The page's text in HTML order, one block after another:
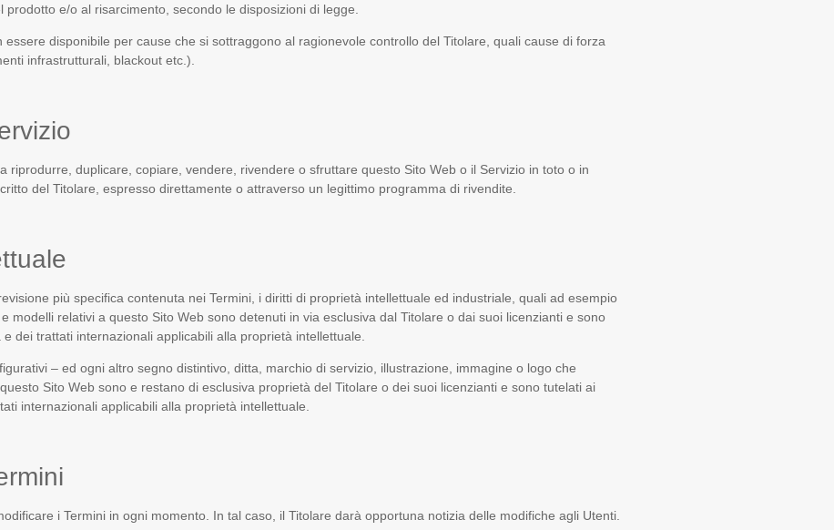
prodotto e/o al risarcimento, secondo le disposizioni di legge.
essere disponibile per cause che si sottraggono al ragionevole controllo del Titolare, quali cause di forza
infrastrutturali, blackout etc.).
riprodurre, duplicare, copiare, vendere, rivendere o sfruttare questo Sito Web o il Servizio in toto o in
del Titolare, espresso direttamente o attraverso un legittimo programma di rivendite.
più specifica contenuta nei Termini, i diritti di proprietà intellettuale ed industriale, quali ad esempio
modelli relativi a questo Sito Web sono detenuti in via esclusiva dal Titolare o dai suoi licenzianti e sono
dei trattati internazionali applicabili alla proprietà intellettuale.
– ed ogni altro segno distintivo, ditta, marchio di servizio, illustrazione, immagine o logo che
Sito Web sono e restano di esclusiva proprietà del Titolare o dei suoi licenzianti e sono tutelati ai
internazionali applicabili alla proprietà intellettuale.
i Termini in ogni momento. In tal caso, il Titolare darà opportuna notizia delle modifiche agli Utenti.